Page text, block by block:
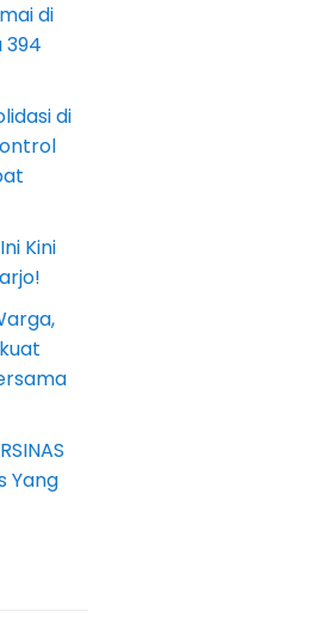
di
394
di
Kini
Yang